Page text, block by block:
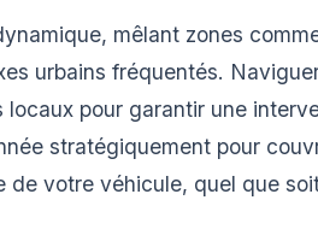
mêlant zones
urbains fréquentés.
pour garantir une
stratégiquement pour
votre véhicule, quel que